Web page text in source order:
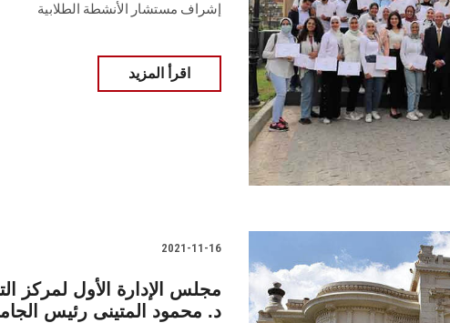
إشراف مستشار الأنشطة الطلابية
اقرأ المزيد
2021-11-16
مجلس الإدارة الأول
د. محمود المتينى رئيس